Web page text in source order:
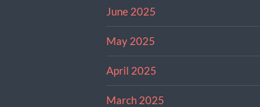
June 2025
May 2025
April 2025
March 2025